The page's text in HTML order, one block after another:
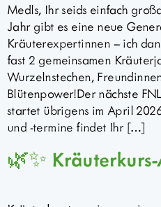
Medls, Ihr seids einfach
Jahr gibt es eine neue
Kräuterexpertinnen – ich
fast 2 gemeinsamen
Wurzelnstechen,
Blütenpower!Der nächste
startet übrigens im April
und -termine findet Ihr […]
🌿✨